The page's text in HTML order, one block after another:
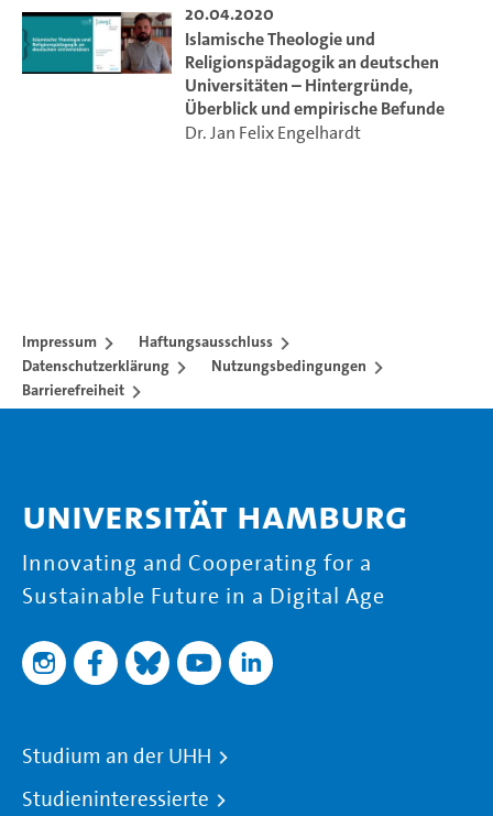
20.04.2020
Islamische Theologie und
Religionspädagogik an deutschen
Universitäten – Hintergründe,
Überblick und empirische Befunde
Dr. Jan Felix Engelhardt
Impressum
Haftungsausschluss
Datenschutzerklärung
Nutzungsbedingungen
Barrierefreiheit
Universität Hamburg
Innovating and Cooperating for a
Sustainable Future in a Digital Age
Studium an der UHH
Studieninteressierte